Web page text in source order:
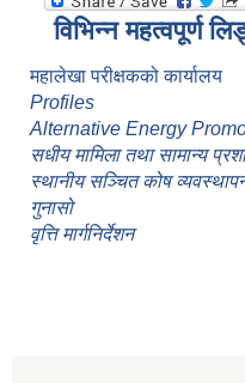
विभिन्न महत्वपूर्ण
महालेखा परीक्षकको कार्यालय
Profiles
Alternative Energy
सधीय मामिला तथा सामान्य
स्थानीय सञ्चित कोष
गुनासो
वृत्ति मार्गनिर्देशन